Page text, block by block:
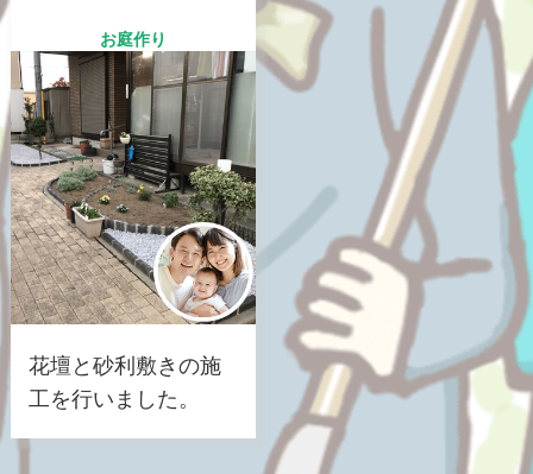
お庭作り
花壇と砂利敷きの施
工を行いました。